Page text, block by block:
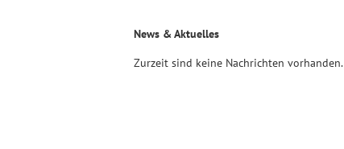
News & Aktuelles
Zurzeit sind keine Nachrichten vorhanden.